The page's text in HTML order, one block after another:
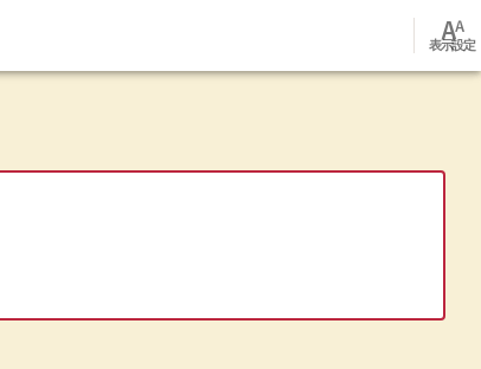
font_adjuster
表示設定